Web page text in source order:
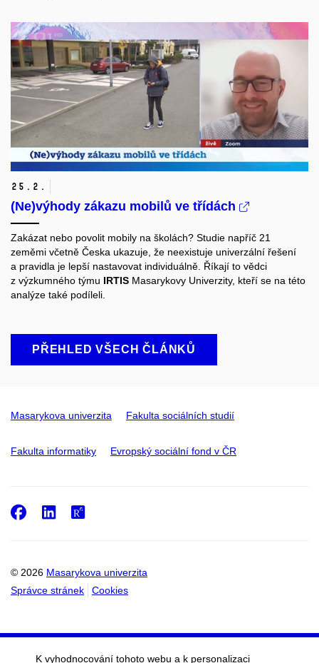
25. 2.
(Ne)výhody zákazu mobilů ve třídách
Zakázat nebo povolit mobily na školách? Studie napříč 21
zeměmi včetně Česka ukazuje, že neexistuje univerzální řešení
a pravidla je lepší nastavovat individuálně. Říkají to vědci
z výzkumného týmu IRTIS Masarykovy Univerzity, kteří se na této
analýze také podíleli.
PŘEHLED VŠECH ČLÁNKŮ
Masarykova univerzita Fakulta sociálních studií
Fakulta informatiky Evropský sociální fond v ČR
© 2026 Masarykova univerzita
Správce stránek
Cookies
Facebook
LinkedIn
ResearchGate
K vyhodnocování tohoto webu a k personalizaci